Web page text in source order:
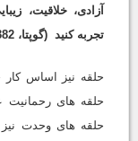
آزادی، خلاقیت،
تجربه کنید (گوپتا، 1382، ص91)
حلقه نیز اساس کار
حلقه های رحمانیت
حلقه های وحدت نیز